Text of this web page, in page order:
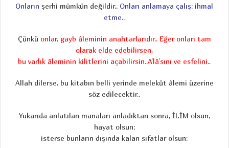
Onlarınşerhi mümkün değildir.. Onları anlamaya çalış: ihmal
etme..
Çünkü onlar, gayb âleminin anahtarlarıdır.. Eğer onları tam
olarak elde edebilirsen,
bu varlık âleminin kilitlerini açabilirsin..A’lâ’sını ve esfelini..
Allah dilerse, bu kitabın belli yerinde melekût âlemi üzerine
söz edilecektir..
Yukarıda anlatılan manaları anladıktan sonra, İLİM olsun,
hayat olsun;
isterse bunların dışında kalan sıfatlar olsun: